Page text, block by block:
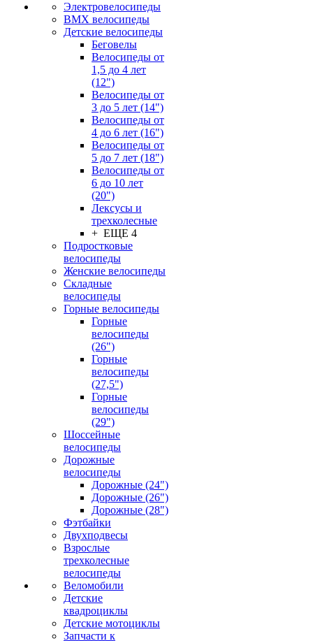
Электровелосипеды
BMX велосипеды
Детские велосипеды
Беговелы
Велосипеды от
1,5 до 4 лет
(12")
Велосипеды от
3 до 5 лет (14")
Велосипеды от
4 до 6 лет (16")
Велосипеды от
5 до 7 лет (18")
Велосипеды от
6 до 10 лет
(20")
Лексусы и
трехколесные
+ ЕЩЕ 4
Подростковые
велосипеды
Женские велосипеды
Складные
велосипеды
Горные велосипеды
Горные
велосипеды
(26")
Горные
велосипеды
(27,5")
Горные
велосипеды
(29")
Шоссейные
велосипеды
Дорожные
велосипеды
Дорожные (24")
Дорожные (26")
Дорожные (28")
Фэтбайки
Двухподвесы
Взрослые
трехколесные
велосипеды
Веломобили
Детские
квадроциклы
Детские мотоциклы
Запчасти к